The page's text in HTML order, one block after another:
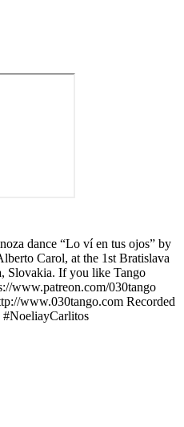
dance “Lo ví en tus ojos” by
Carol, at the 1st Bratislava
Slovakia. If you like Tango
www.patreon.com/030tango
www.030tango.com Recorded
#NoeliayCarlitos